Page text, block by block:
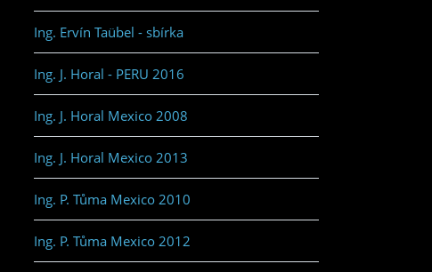
Ing. Ervín Taübel - sbírka
Ing. J. Horal - PERU 2016
Ing. J. Horal Mexico 2008
Ing. J. Horal Mexico 2013
Ing. P. Tůma Mexico 2010
Ing. P. Tůma Mexico 2012